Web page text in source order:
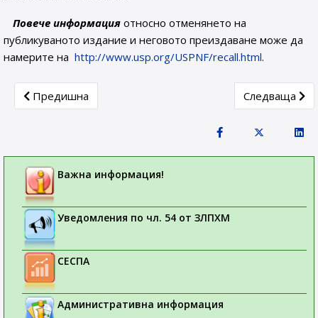
Повече информация относно отменянето на
публикуваното издание и неговото преиздаване може да
намерите на http://www.usp.org/USPNF/recall.html.
Previous article: Със Заповед № РД 09-705/19.12.2009г.
Предишна Next article:
Следваща
Важна информация!
Уведомления по чл. 54 от ЗЛПХМ
СЕСПА
Административна информация